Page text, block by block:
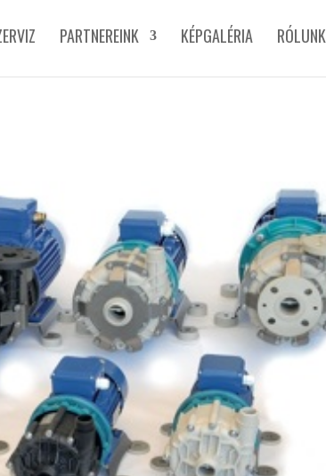
PARTNEREINK KÉPGALÉRIA RÓLUNK